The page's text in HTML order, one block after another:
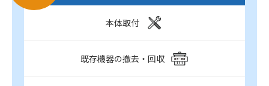
本体取付
既存機器の撤去・回収